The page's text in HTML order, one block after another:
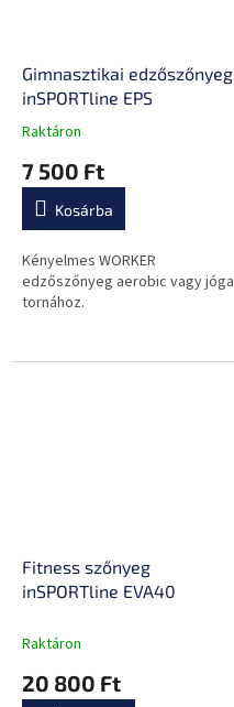
Gimnasztikai edzőszőnyeg
inSPORTline EPS
A
átlagos
értékelése
0,0
csillag.
Raktáron
7 500 Ft
Kosárba
Kényelmes WORKER
edzőszőnyeg aerobic vagy jóga
tornához.
Fitness szőnyeg
inSPORTline EVA40
Raktáron
20 800 Ft